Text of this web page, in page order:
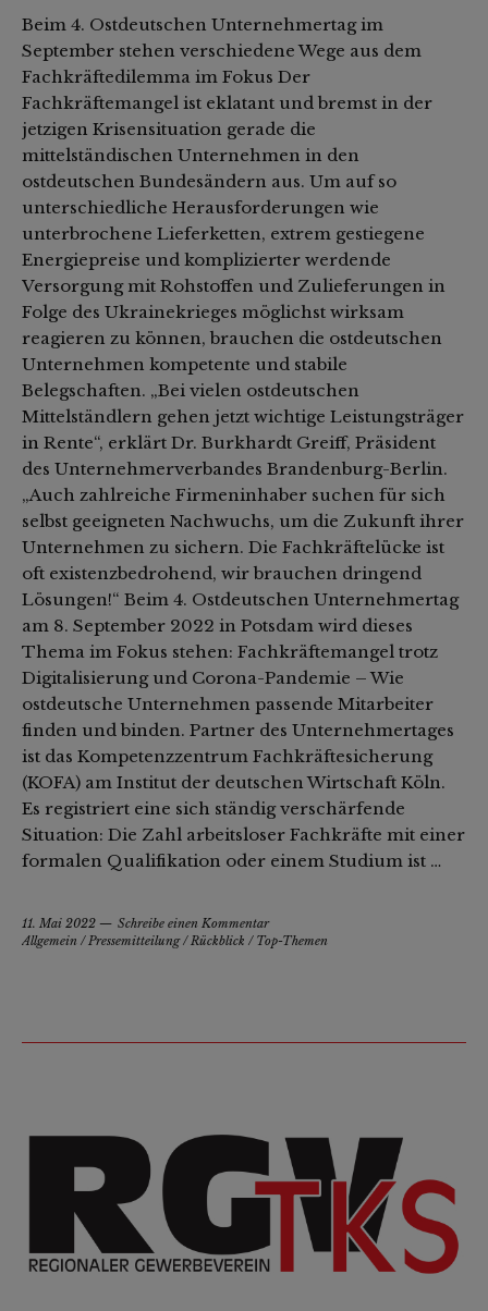
Beim 4. Ostdeutschen Unternehmertag im
September stehen verschiedene Wege aus dem
Fachkräftedilemma im Fokus Der
Fachkräftemangel ist eklatant und bremst in der
jetzigen Krisensituation gerade die
mittelständischen Unternehmen in den
ostdeutschen Bundesändern aus. Um auf so
unterschiedliche Herausforderungen wie
unterbrochene Lieferketten, extrem gestiegene
Energiepreise und komplizierter werdende
Versorgung mit Rohstoffen und Zulieferungen in
Folge des Ukrainekrieges möglichst wirksam
reagieren zu können, brauchen die ostdeutschen
Unternehmen kompetente und stabile
Belegschaften. „Bei vielen ostdeutschen
Mittelständlern gehen jetzt wichtige Leistungsträger
in Rente“, erklärt Dr. Burkhardt Greiff, Präsident
des Unternehmerverbandes Brandenburg-Berlin.
„Auch zahlreiche Firmeninhaber suchen für sich
selbst geeigneten Nachwuchs, um die Zukunft ihrer
Unternehmen zu sichern. Die Fachkräftelücke ist
oft existenzbedrohend, wir brauchen dringend
Lösungen!“ Beim 4. Ostdeutschen Unternehmertag
am 8. September 2022 in Potsdam wird dieses
Thema im Fokus stehen: Fachkräftemangel trotz
Digitalisierung und Corona-Pandemie – Wie
ostdeutsche Unternehmen passende Mitarbeiter
finden und binden. Partner des Unternehmertages
ist das Kompetenzzentrum Fachkräftesicherung
(KOFA) am Institut der deutschen Wirtschaft Köln.
Es registriert eine sich ständig verschärfende
Situation: Die Zahl arbeitsloser Fachkräfte mit einer
formalen Qualifikation oder einem Studium ist …
11. Mai 2022
Schreibe einen Kommentar
Allgemein /Pressemitteilung/Rückblick / Top-Themen